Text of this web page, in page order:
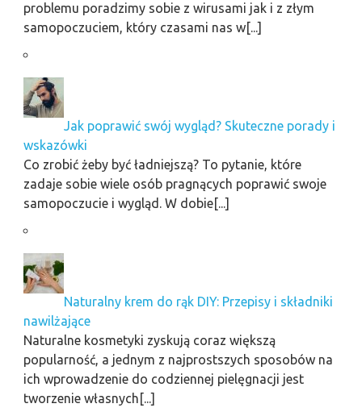
problemu poradzimy sobie z wirusami jak i z złym
samopoczuciem, który czasami nas w[...]
Jak poprawić swój wygląd? Skuteczne porady i
wskazówki
Co zrobić żeby być ładniejszą? To pytanie, które
zadaje sobie wiele osób pragnących poprawić swoje
samopoczucie i wygląd. W dobie[...]
Naturalny krem do rąk DIY: Przepisy i składniki
nawilżające
Naturalne kosmetyki zyskują coraz większą
popularność, a jednym z najprostszych sposobów na
ich wprowadzenie do codziennej pielęgnacji jest
tworzenie własnych[...]